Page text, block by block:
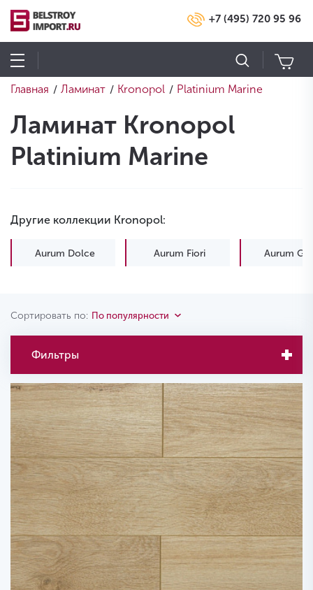
+7 (495) 720 95 96
Главная / Ламинат / Kronopol / Platinium Marine
Ламинат Kronopol
Platinium Marine
Другие коллекции Kronopol:
Aurum Dolce Aurum Fiori Aurum
Сортировать по: По популярности
Фильтры